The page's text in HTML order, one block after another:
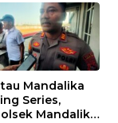
Pemprov NTB
Mandalika
Series,
Mandalika